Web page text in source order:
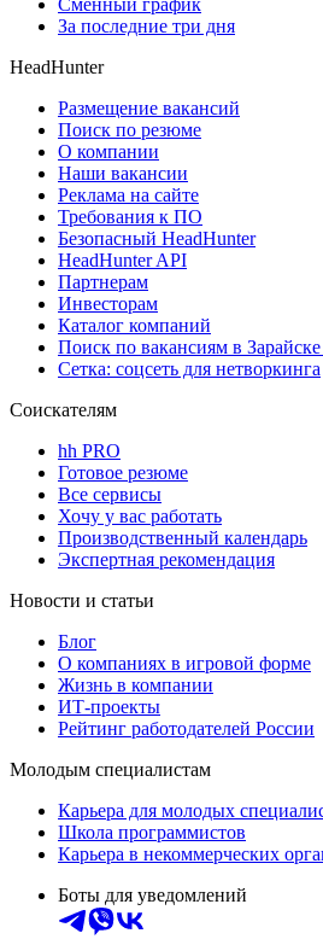
Сменный график
За последние три дня
HeadHunter
Размещение вакансий
Поиск по резюме
О компании
Наши вакансии
Реклама на сайте
Требования к ПО
Безопасный HeadHunter
HeadHunter API
Партнерам
Инвесторам
Каталог компаний
Поиск по вакансиям в
Сетка: соцсеть для нетворкинга
Соискателям
hh PRO
Готовое резюме
Все сервисы
Хочу у вас работать
Производственный календарь
Экспертная рекомендация
Новости и статьи
Блог
О компаниях в игровой форме
Жизнь в компании
ИТ-проекты
Рейтинг работодателей России
Молодым специалистам
Карьера для молодых
Школа программистов
Карьера в некоммерческих
Боты для уведомлений